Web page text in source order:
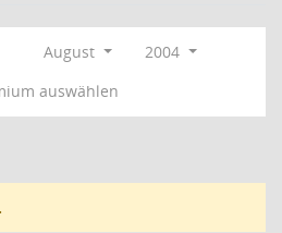
August
2004
auswählen